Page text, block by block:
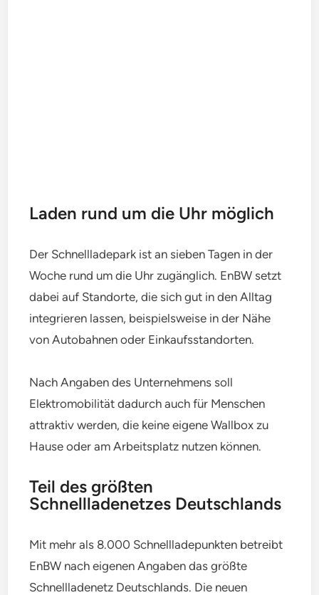
Laden rund um die Uhr möglich
Der Schnellladepark ist an sieben Tagen in der
Woche rund um die Uhr zugänglich. EnBW setzt
dabei auf Standorte, die sich gut in den Alltag
integrieren lassen, beispielsweise in der Nähe
von Autobahnen oder Einkaufsstandorten.
Nach Angaben des Unternehmens soll
Elektromobilität dadurch auch für Menschen
attraktiv werden, die keine eigene Wallbox zu
Hause oder am Arbeitsplatz nutzen können.
Teil des größten
Schnellladenetzes Deutschlands
Mit mehr als 8.000 Schnellladepunkten betreibt
EnBW nach eigenen Angaben das größte
Schnellladenetz Deutschlands. Die neuen